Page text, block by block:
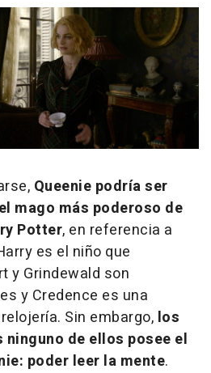
Queenie podría ser
mago más poderoso de
Potter, en referencia a
es el niño que
y Grindewald son
y Credence es una
Sin embargo, los
de ellos posee el
poder leer la mente.